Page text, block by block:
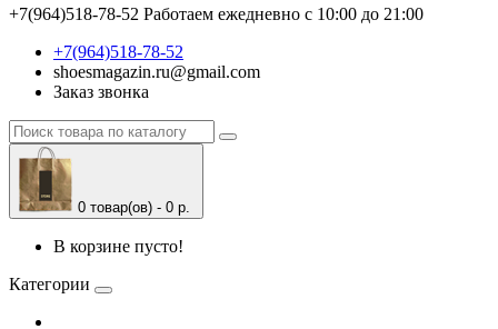
+7(964)518-78-52 Работаем ежедневно с 10:00 до 21:00
+7(964)518-78-52
shoesmagazin.ru@gmail.com
Заказ звонка
0 товар(ов) - 0 р.
В корзине пусто!
Категории